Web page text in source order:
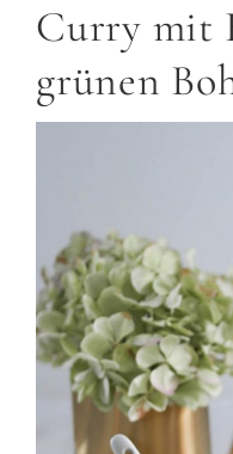
Curry mit
grünen